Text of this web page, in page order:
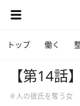
トップ 働く
【第14話
＃人の彼氏を奪う女